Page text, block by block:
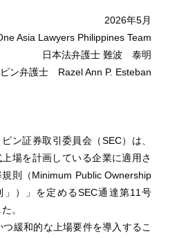
2026年5月
Asia Lawyers Philippines Team
日本法弁護士 難波 泰明
ン弁護士 Razel Ann P. Esteban
ン証券取引委員会（SEC）は、
場を計画している企業に適用さ
則（Minimum Public Ownership
」）」を定めるSEC通達第11号
。
緩和的な上場要件を導入するこ